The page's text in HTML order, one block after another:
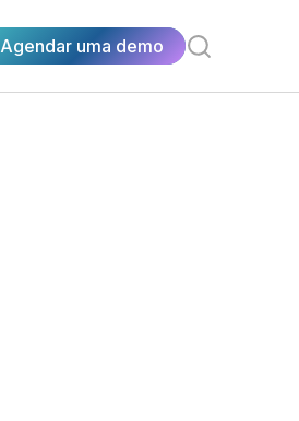
Agendar uma demo